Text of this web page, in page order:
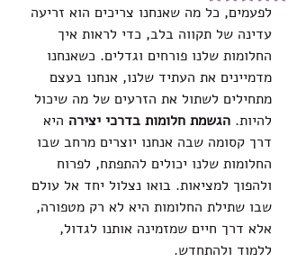
לפעמים, כל מה שאנחנו צריכים הוא זריעה
עדינה של תקווה בלב, כדי לראות איך
החלומות שלנו פורחים וגדלים. כשאנחנו
מדמיינים את העתיד שלנו, אנחנו בעצם
מתחילים לשתול את הזרעים של מה שיכול
להיות. הגשמת חלומות בדרכי יצירה היא
דרך קסומה שבה אנחנו יוצרים מרחב שבו
החלומות שלנו יכולים להתפתח, לפרוח
ולהפוך למציאות. בואו נצלול יחד אל עולם
שבו שתילת החלומות היא לא רק מטפורה,
אלא דרך חיים שמזמינה אותנו לגדול,
ללמוד ולהתחדש.